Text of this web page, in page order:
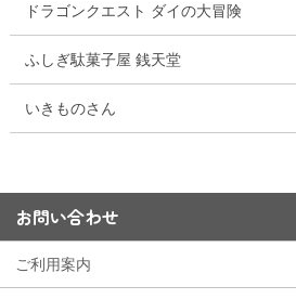
ドラゴンクエスト ダイの大冒険
ふしぎ駄菓子屋 銭天堂
いきものさん
お問い合わせ
ご利用案内